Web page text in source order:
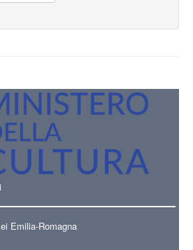
Emilia-Romagna